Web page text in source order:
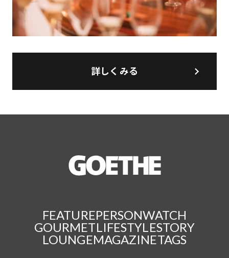
詳しくみる
FEATUREPERSONWATCH
GOURMETLIFESTYLESTORY
LOUNGEMAGAZINETAGS